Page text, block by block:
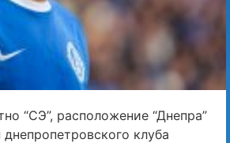
“СЭ”, расположение “Днепра”
днепропетровского клуба